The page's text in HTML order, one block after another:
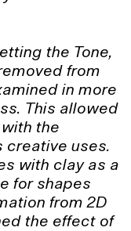
the Tone,
from
in more
This allowed
the
creative uses.
with clay as a
for shapes
from 2D
the effect of